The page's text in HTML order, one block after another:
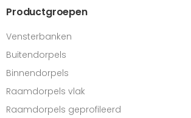
Productgroepen
Vensterbanken
Buitendorpels
Binnendorpels
Raamdorpels vlak
Raamdorpels geprofileerd